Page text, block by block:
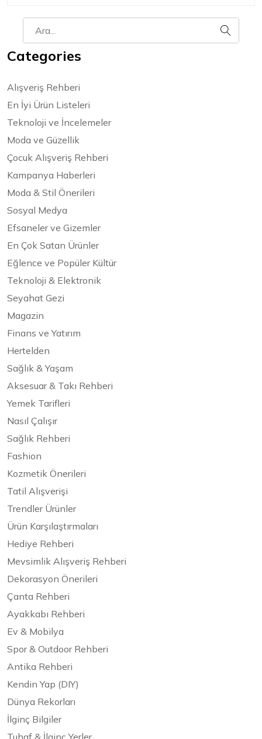
Categories
Alışveriş Rehberi
En İyi Ürün Listeleri
Teknoloji ve İncelemeler
Moda ve Güzellik
Çocuk Alışveriş Rehberi
Kampanya Haberleri
Moda & Stil Önerileri
Sosyal Medya
Efsaneler ve Gizemler
En Çok Satan Ürünler
Eğlence ve Popüler Kültür
Teknoloji & Elektronik
Seyahat Gezi
Magazin
Finans ve Yatırım
Hertelden
Sağlık & Yaşam
Aksesuar & Takı Rehberi
Yemek Tarifleri
Nasıl Çalışır
Sağlık Rehberi
Fashion
Kozmetik Önerileri
Tatil Alışverişi
Trendler Ürünler
Ürün Karşılaştırmaları
Hediye Rehberi
Mevsimlik Alışveriş Rehberi
Dekorasyon Önerileri
Çanta Rehberi
Ayakkabı Rehberi
Ev & Mobilya
Spor & Outdoor Rehberi
Antika Rehberi
Kendin Yap (DIY)
Dünya Rekorları
İlginç Bilgiler